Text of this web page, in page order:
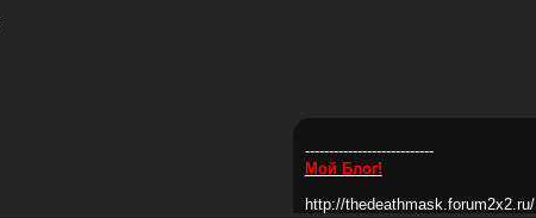
---------------------------
Мой Блог!
http://thedeathmask.forum2x2.ru/